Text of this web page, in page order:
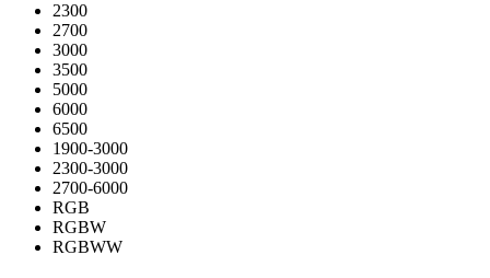
2300
2700
3000
3500
5000
6000
6500
1900-3000
2300-3000
2700-6000
RGB
RGBW
RGBWW